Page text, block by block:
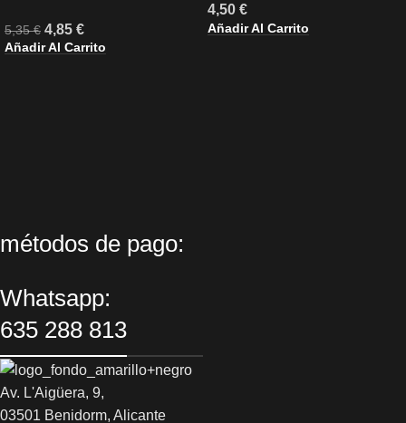
5,35€ 4,85 €
Añadir Al Carrito
4,50 €
Añadir Al Carrito
métodos de pago:
Whatsapp:
635 288 813
Av. L'Aigüera, 9,
03501 Benidorm, Alicante